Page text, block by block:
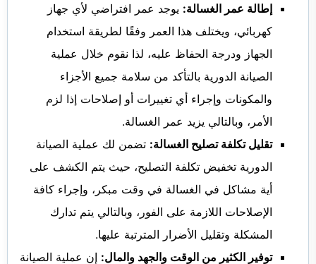
إطالة عمر الغسالة: يوجد عمر افتراضي لأي جهاز
كهربائي، ويختلف هذا العمر وفقًا لطريقة استخدام
الجهاز ودرجة الحفاظ عليه، لذا نقوم خلال عملية
الصيانة الدورية بالتأكد من سلامة جميع الأجزاء
والمكونات وإجراء أي تغييرات أو إصلاحات إذا لزم
الأمر، وبالتالي يزيد عمر الغسالة.
تقليل تكلفة تصليح الغسالة: تضمن لك عملية الصيانة
الدورية تخفيض تكلفة التصليح، حيث يتم الكشف على
أية مشاكل في الغسالة في وقت مبكر، وإجراء كافة
الإصلاحات اللازمة على الفور، وبالتالي يتم تدارك
المشكلة وتقليل الأضرار المترتبة عليها.
توفير الكثير من الوقت والجهد والمال: إن عملية الصيانة